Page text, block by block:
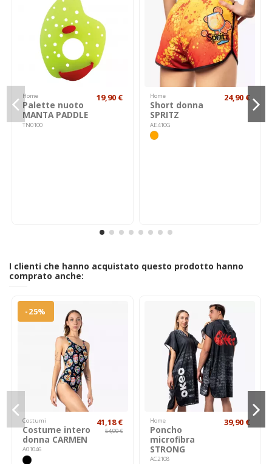
Home
Palette nuoto
MANTA PADDLE
TN0100
19,90 € Home
Short donna
SPRITZ
AE410G
24,90 €
I clienti che hanno acquistato questo prodotto hanno
comprato anche:
-25%
Costumi
Costume intero
donna CARMEN
A01046
41,18 €
54,90 €
Home
Poncho
microfibra
STRONG
AC2108
39,90 €